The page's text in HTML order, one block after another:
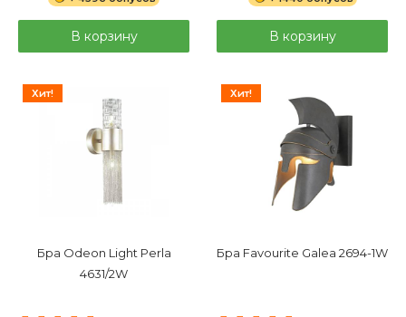
В корзину В корзину
Хит!
Бра Odeon Light Perla
4631/2W
Хит!
Бра Favourite Galea 2694-1W